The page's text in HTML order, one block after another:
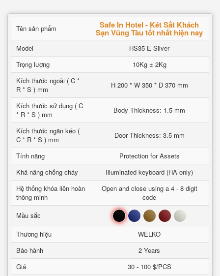
Tên sản phẩm Safe In Hotel - Két Sắt Khách
Sạn Vũng Tàu tốt nhất hiện nay
Model
HS35 E Silver
Trọng lượng
10Kg ± 2Kg
Kích thước ngoài ( C *
R * S ) mm
H 200 * W 350 * D 370 mm
Kích thước sử dụng ( C
* R * S ) mm
Body Thickness: 1.5 mm
Kích thước ngăn kéo (
C * R * S ) mm
Door Thickness: 3.5 mm
Tính năng
Protection for Assets
Khả năng chống cháy
Illuminated keyboard (HA only)
Hệ thống khóa liên hoàn
thông minh
Open and close using a 4 - 8 digit
code
Mầu sắc
Đen Xanh Nâu Đỏ Trắng
Thương hiệu
WELKO
Bảo hành
2 Years
Giá
30 - 100 $/PCS